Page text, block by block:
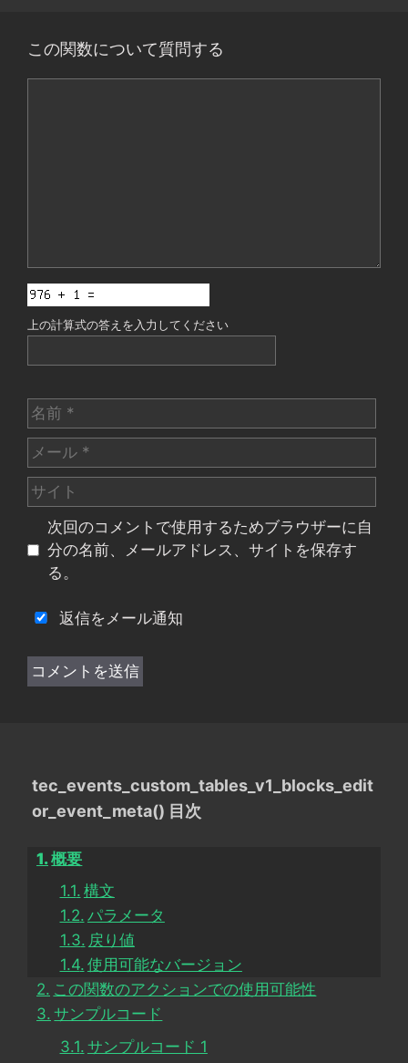
この関数について質問する
上の計算式の答えを入力してください
名
前
メ
ー
ル
サ
イ
次回のコメントで使用するためブラウザーに自
分の名前、メールアドレス、サイトを保存す
る。
返信をメール通知
tec_events_custom_tables_v1_blocks_edit
or_event_meta() 目次
概要
構文
パラメータ
戻り値
使用可能なバージョン
この関数のアクションでの使用可能性
サンプルコード
サンプルコード 1